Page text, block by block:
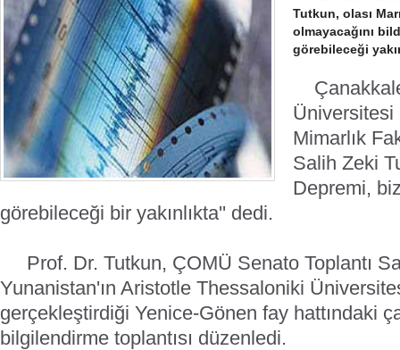
Tutkun, olası
olmayacağını
görebileceği
Mimarlık
Salih Zeki
Depremi,
görebileceği bir yakınlıkta'' dedi.
Prof. Dr. Tutkun, ÇOMÜ Senato Toplantı
Yunanistan'ın Aristotle Thessaloniki
gerçekleştirdiği Yenice-Gönen fay hattındaki
bilgilendirme toplantısı düzenledi.